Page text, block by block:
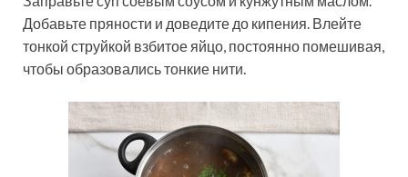
Добавьте пряности и доведите до кипения. Влейте
тонкой струйкой взбитое яйцо, постоянно помешивая,
чтобы образовались тонкие нити.